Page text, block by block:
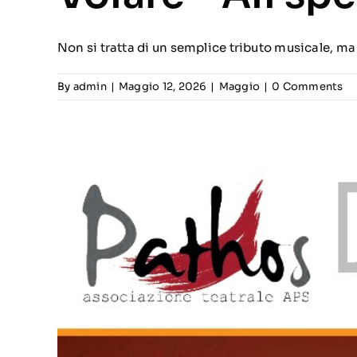
Non si tratta di un semplice tributo musicale,
By admin | Maggio 12, 2026 | Maggio | 0 Comments